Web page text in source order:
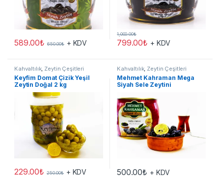
589.00₺ 650.00₺ + KDV 799.00₺
1,000.00₺
+ KDV
Kahvaltılık, Zeytin Çeşitleri
Keyfim Domat Çizik Yeşil
Zeytin Doğal 2 kg
229.00₺ 250.00₺ + KDV
Kahvaltılık, Zeytin Çeşitleri
Mehmet Kahraman Mega
Siyah Sele Zeytini
500.00₺ + KDV